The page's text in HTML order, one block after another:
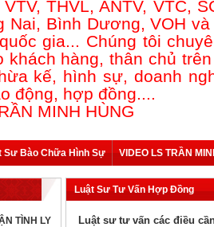
THVL, ANTV, VTC,
Nai, Bình Dương, VOH và
gia... Chúng tôi
khách hàng, thân chủ
kế, hình sự, doanh
động, hợp đồng....
MINH HÙNG
Sư Bào Chữa Hình Sự VIDEO LS TRẦN
TÌNH LY
Luật Sư Tư Vấn Hợp Đồng
Luật sư tư vấn các điều